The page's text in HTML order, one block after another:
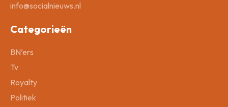
info@socialnieuws.nl
Categorieën
BN’ers
Tv
Royalty
Politiek